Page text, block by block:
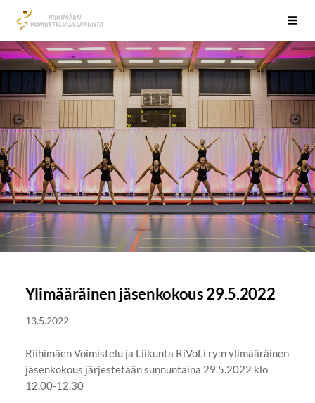
Siirry
sivun
sisältöön
Riihimäen Voimistelu ja Liikunta RiVoLi ry
Ylimääräinen jäsenkokous 29.5.2022
13.5.2022
Riihimäen Voimistelu ja Liikunta RiVoLi ry:n ylimääräinen
jäsenkokous järjestetään sunnuntaina 29.5.2022 klo
12.00-12.30